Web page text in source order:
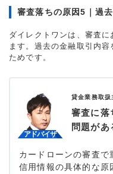
審査落ちの原因5｜過
ダイレクトワンは、審査に
ます。過去の金融取引内
ためです。
貸金業務取扱
審査に落
問題があ
カードローンの審査で
信用情報の具体的な原